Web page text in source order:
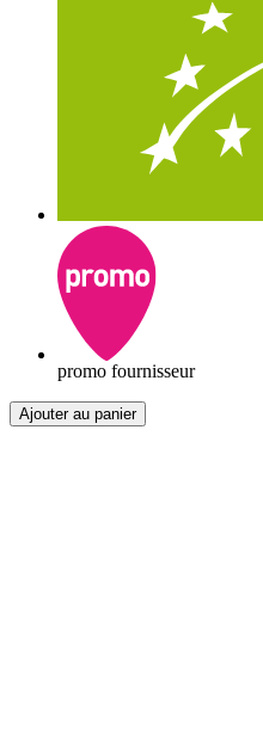
promo fournisseur
Ajouter au panier